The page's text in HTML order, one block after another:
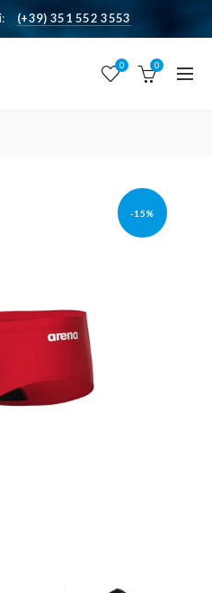
(+39) 351 552 3553
0 0
-15%